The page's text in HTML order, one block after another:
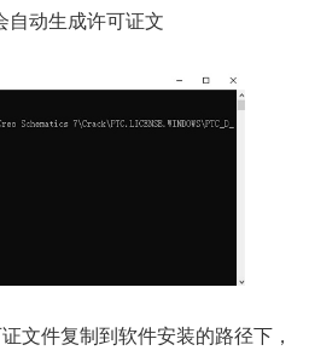
自动生成许可证文
文件复制到软件安装的路径下，